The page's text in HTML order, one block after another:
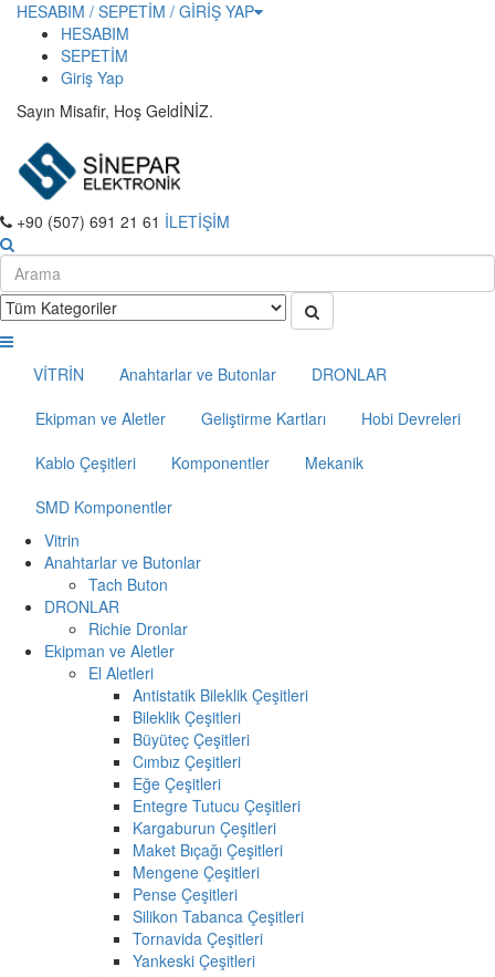
HESABIM / SEPETİM / GİRİŞ YAP
HESABIM
SEPETİM
Giriş Yap
Sayın Misafir, Hoş GeldİNİZ.
+90 (507) 691 21 61 İLETİŞİM
VİTRİN Anahtarlar ve Butonlar
DRONLAR
Ekipman ve Aletler
Geliştirme Kartları
Hobi Devreleri
Kablo Çeşitleri
Komponentler
Mekanik
SMD Komponentler
Vitrin
Anahtarlar ve Butonlar
Tach Buton
DRONLAR
Richie Dronlar
Ekipman ve Aletler
El Aletleri
Antistatik Bileklik Çeşitleri
Bileklik Çeşitleri
Büyüteç Çeşitleri
Cımbız Çeşitleri
Eğe Çeşitleri
Entegre Tutucu Çeşitleri
Kargaburun Çeşitleri
Maket Bıçağı Çeşitleri
Mengene Çeşitleri
Pense Çeşitleri
Silikon Tabanca Çeşitleri
Tornavida Çeşitleri
Yankeski Çeşitleri